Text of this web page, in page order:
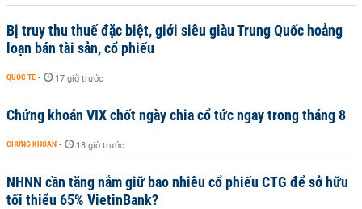
Bị truy thu thuế đặc biệt, giới siêu giàu Trung Quốc hoảng
loạn bán tài sản, cổ phiếu
QUỐC TẾ - 17 giờ trước
Chứng khoán VIX chốt ngày chia cổ tức ngay trong tháng 8
CHỨNG KHOÁN - 18 giờ trước
NHNN cần tăng nắm giữ bao nhiêu cổ phiếu CTG để sở hữu
tối thiểu 65% VietinBank?